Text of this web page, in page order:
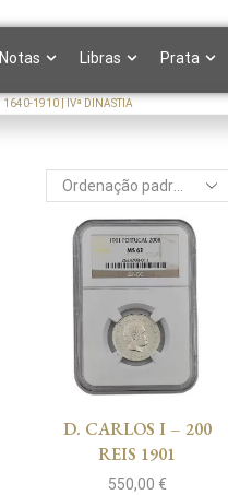
Notas Libras Prata
1640-1910 | IVª DINASTIA
D. CARLOS I – 200
REIS 1901
550,00 €